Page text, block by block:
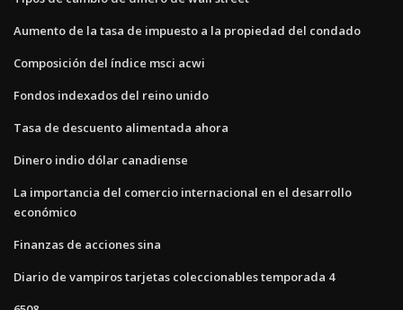
Aumento de la tasa de impuesto a la propiedad del condado
Composición del índice msci acwi
Fondos indexados del reino unido
Tasa de descuento alimentada ahora
Dinero indio dólar canadiense
La importancia del comercio internacional en el desarrollo
económico
Finanzas de acciones sina
Diario de vampiros tarjetas coleccionables temporada 4